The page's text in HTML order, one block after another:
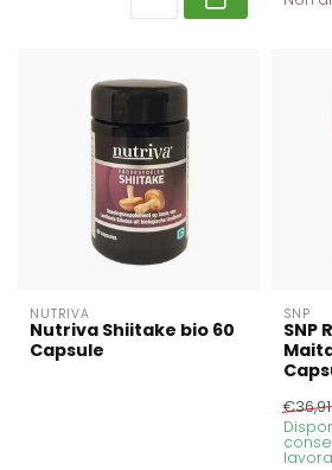
NUTRIVA
Nutriva Shiitake bio 60
Capsule
SNP
SNP
€36,91